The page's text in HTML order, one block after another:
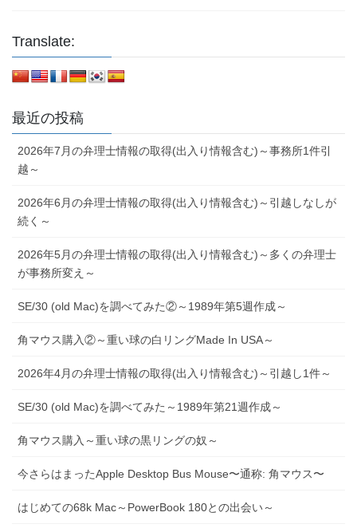
Translate:
最近の投稿
2026年7月の弁理士情報の取得(出入り情報含む)～事務所1件引
越～
2026年6月の弁理士情報の取得(出入り情報含む)～引越しなしが
続く～
2026年5月の弁理士情報の取得(出入り情報含む)～多くの弁理士
が事務所変え～
SE/30 (old Mac)を調べてみた②～1989年第5週作成～
角マウス購入②～重い球の白リングMade In USA～
2026年4月の弁理士情報の取得(出入り情報含む)～引越し1件～
SE/30 (old Mac)を調べてみた～1989年第21週作成～
角マウス購入～重い球の黒リングの奴～
今さらはまったApple Desktop Bus Mouse〜通称: 角マウス〜
はじめての68k Mac～PowerBook 180との出会い～